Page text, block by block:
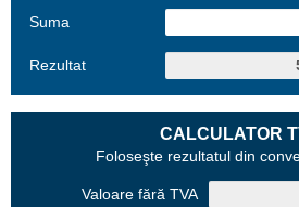
Suma
Rezultat
CALCULATOR
Foloseşte rezultatul din
Valoare fără TVA